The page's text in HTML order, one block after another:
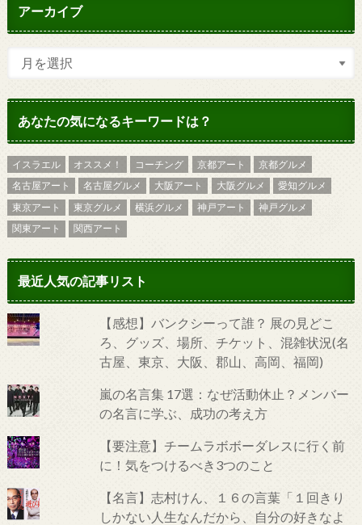
アーカイブ
あなたの気になるキーワードは？
イスラエル オススメ！ コーチング 京都アート
京都グルメ
名古屋アート
名古屋グルメ 大阪アート 大阪グルメ
愛知グルメ
東京アート
東京グルメ 横浜グルメ 神戸アート
神戸グルメ
関東アート
関西アート
最近人気の記事リスト
【感想】バンクシーって誰？ 展の見どこ
ろ、グッズ、場所、チケット、混雑状況(名
古屋、東京、大阪、郡山、高岡、福岡)
嵐の名言集 17選：なぜ活動休止？メンバー
の名言に学ぶ、成功の考え方
【要注意】チームラボボーダレスに行く前
に！気をつけるべき3つのこと
【名言】志村けん、１６の言葉「１回きり
しかない人生なんだから、自分の好きなよ